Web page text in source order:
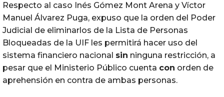
Respecto al caso Inés Gómez Mont Arena y Víctor
Manuel Álvarez Puga, expuso que la orden del Poder
Judicial de eliminarlos de la Lista de Personas
Bloqueadas de la UIF les permitirá hacer uso del
sistema financiero nacional sin ninguna restricción, a
pesar que el Ministerio Público cuenta con orden de
aprehensión en contra de ambas personas.